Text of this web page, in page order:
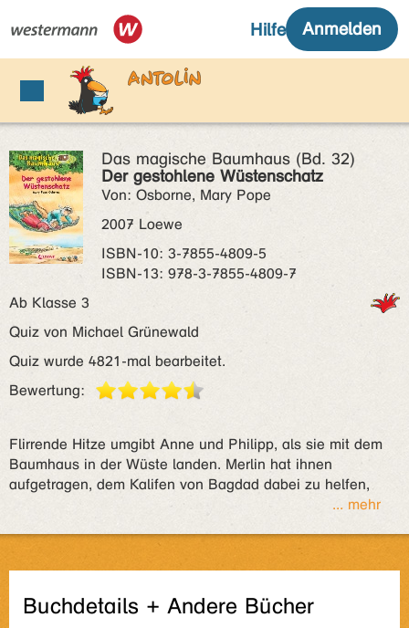
Das magische Baumhaus (Bd. 32)
Der gestohlene Wüstenschatz
Von: Osborne, Mary Pope
2007 Loewe
ISBN‑10: 3-7855-4809-5
ISBN‑13: 978-3-7855-4809-7
Ab Klasse 3
Quiz von Michael Grünewald
Quiz wurde 4821-mal bearbeitet.
Bewertung:
Flirrende Hitze umgibt Anne und Philipp, als sie mit dem
Baumhaus in der Wüste landen. Merlin hat ihnen
aufgetragen, dem Kalifen von Bagdad dabei zu helfen,
... mehr
Buchdetails + Andere Bücher